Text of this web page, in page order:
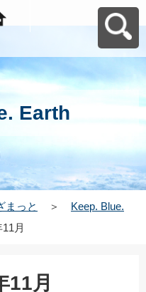
Earth
まっと ＞
Keep. Blue.
月
11月